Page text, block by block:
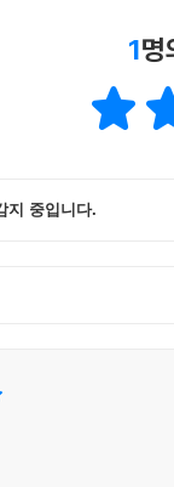
1명
지 중입니다.